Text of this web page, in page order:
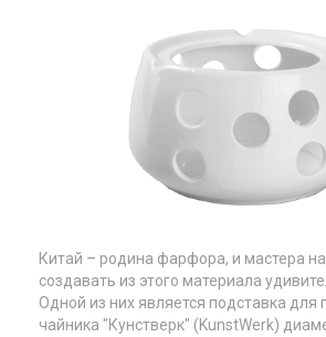
Китай – родина фарфора, и мастера
создавать из этого материала
Одной из них является подставка для
чайника "Кунстверк" (KunstWerk)